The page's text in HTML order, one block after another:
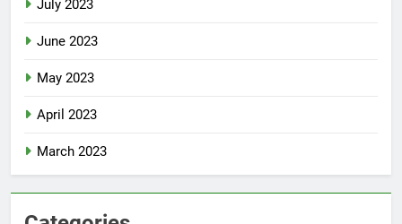
July 2023
June 2023
May 2023
April 2023
March 2023